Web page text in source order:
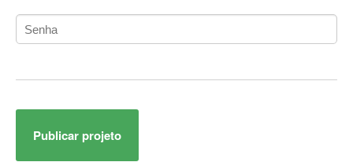
Administração de Redes
Administração PostgreSQL
ADO.NET Entity Framework
Publicar projeto